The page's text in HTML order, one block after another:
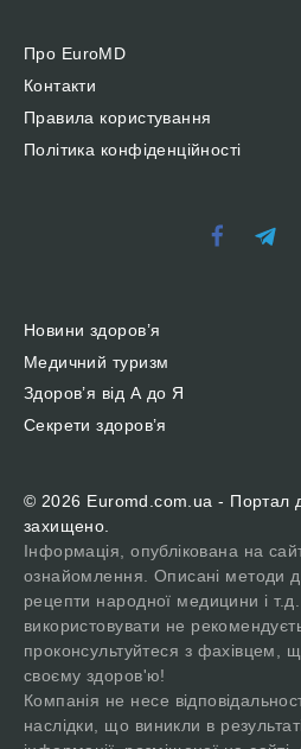
Про EuroMD
Контакти
Правила користування
Політика конфіденційності
Новини здоров’я
Медичний туризм
Здоров’я від А до Я
Секрети здоров’я
© 2026 Euromd.com.ua - Портал
захищено.
Інформація, опублікована на
ознайомлення. Описані методи
рецепти народної медицини і
використовувати не
проконсультуйтеся з фахівцем,
своєму здоров'ю!
Компанія не несе
наслідки, що виникли в